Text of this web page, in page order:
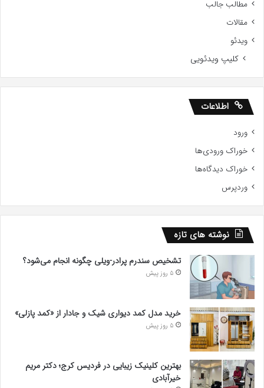
مطالب جالب
مقالات
ویدئو
کلیپ ویدئویی
اطلاعات
ورود
خوراک ورودی‌ها
خوراک دیدگاه‌ها
وردپرس
نوشته های تازه
تشخیص سندرم پرادر-ویلی چگونه انجام می‌شود؟
5 روز پیش
خرید مدل کمد دیواری شیک و جادار از «کمد پازلی»
5 روز پیش
بهترین کلینیک زیبایی در فردیس کرج؛ دکتر مریم
خیرآبادی